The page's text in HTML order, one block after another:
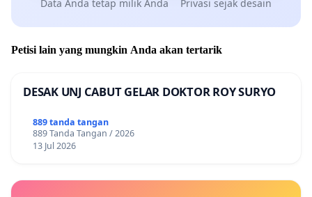
Data Anda tetap milik Anda Privasi sejak desain
Petisi lain yang mungkin Anda akan tertarik
DESAK UNJ CABUT GELAR DOKTOR ROY SURYO
889 tanda tangan
889 Tanda Tangan / 2026
13 Jul 2026